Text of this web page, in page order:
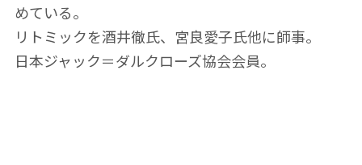
めている。
リトミックを酒井徹氏、宮良愛子氏他に師事。
日本ジャック＝ダルクローズ協会会員。